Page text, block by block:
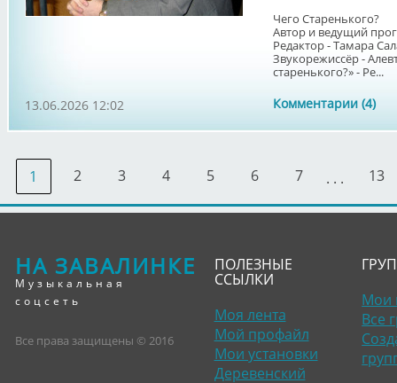
Чего Старенького?
Автор и ведущий
Редактор - Тамара
Звукорежиссёр -
старенького?» - Ре...
Комментарии (4)
13.06.2026 12:02
1 2 3 4 5 6 7 . . . 13
НА ЗАВАЛИНКЕ
Музыкальная
соцсеть
Все права защищены © 2016
ПОЛЕЗНЫЕ
ССЫЛКИ
Моя лента
Мой профайл
Мои установки
Деревенский
Мои
Все